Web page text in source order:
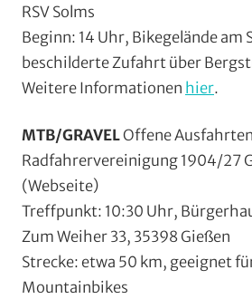
RSV Solms
Beginn: 14 Uhr, Bikegelände am
beschilderte Zufahrt über
Weitere Informationen hier.
MTB/GRAVELOffene
Radfahrervereinigung 1904/27
(Webseite)
Treffpunkt: 10:30 Uhr,
Zum Weiher 33, 35398 Gießen
Strecke: etwa 50 km, geeignet
Mountainbikes